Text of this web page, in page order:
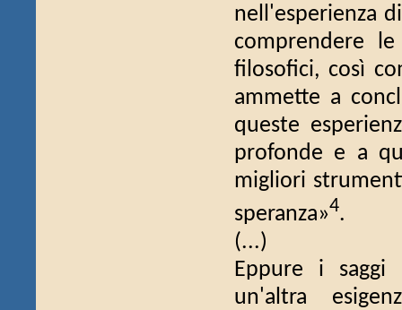
nell'esperienza
comprendere
filosofici, così
ammette a
queste
profonde e a
migliori
speranza»4.
(...)
Eppure i saggi
un'altra